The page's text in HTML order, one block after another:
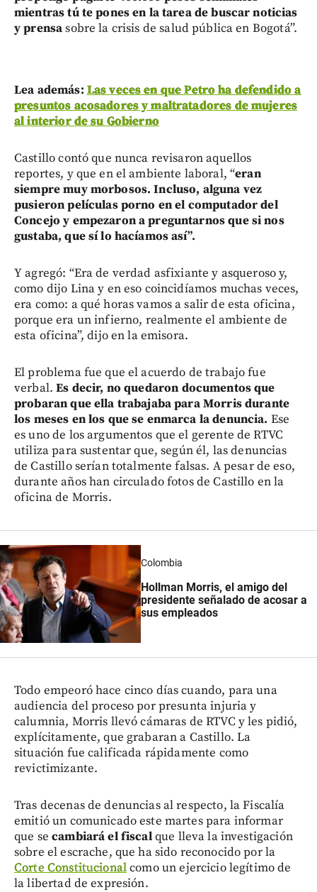
mientras tú te pones en la tarea de buscar noticias
y prensasobre la crisis de salud pública en Bogotá”.
Lea además: Las veces en que Petro ha defendido a
presuntos acosadores y maltratadores de mujeres
al interior de su Gobierno
Castillo contó que nunca revisaron aquellos
reportes, y que en el ambiente laboral, “eran
siempre muy morbosos. Incluso, alguna vez
pusieron películas porno en el computador del
Concejo y empezaron a preguntarnos que si nos
gustaba, que sí lo hacíamos así”.
Y agregó: “Era de verdad asfixiante y asqueroso y,
como dijo Lina y en eso coincidíamos muchas veces,
era como: a qué horas vamos a salir de esta oficina,
porque era un infierno, realmente el ambiente de
esta oficina”, dijo en la emisora.
El problema fue que el acuerdo de trabajo fue
verbal.Es decir, no quedaron documentos que
probaran que ella trabajaba para Morris durante
los meses en los que se enmarca la denuncia. Ese
es uno de los argumentos que el gerente de RTVC
utiliza para sustentar que, según él, las denuncias
de Castillo serían totalmente falsas. A pesar de eso,
durante años han circulado fotos de Castillo en la
oficina de Morris.
Colombia
Hollman Morris, el amigo del
presidente señalado de acosar a
sus empleados
Todo empeoró hace cinco días cuando, para una
audiencia del proceso por presunta injuria y
calumnia, Morris llevó cámaras de RTVC y les pidió,
explícitamente, que grabaran a Castillo. La
situación fue calificada rápidamente como
revictimizante.
Tras decenas de denuncias al respecto, la Fiscalía
emitió un comunicado este martes para informar
que se cambiará el fiscalque lleva la investigación
sobre el escrache, que ha sido reconocido por la
Corte Constitucionalcomo un ejercicio legítimo de
la libertad de expresión.